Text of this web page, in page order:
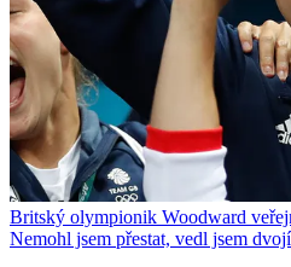
Britský olympionik Woodward
Nemohl jsem přestat, vedl jsem